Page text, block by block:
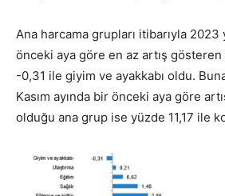
Ana harcama grupları itibarıyla 2023
önceki aya göre en az artış
-0,31 ile giyim ve ayakkabı oldu. Buna
Kasım ayında bir önceki aya göre
olduğu ana grup ise yüzde 11,17 ile